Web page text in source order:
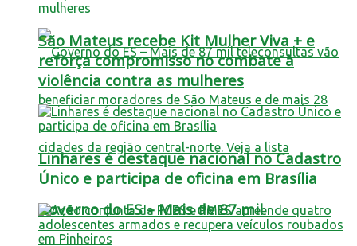
Governo do ES – Mais de 87 mil
São Mateus recebe Kit Mulher Viva + e
reforça compromisso no combate à
violência contra as mulheres
Linhares é destaque nacional no Cadastro
Único e participa de oficina em Brasília